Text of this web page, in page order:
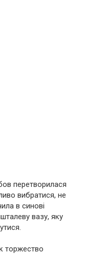
перетворилася
вибратися, не
в синові
вазу, яку
торжество